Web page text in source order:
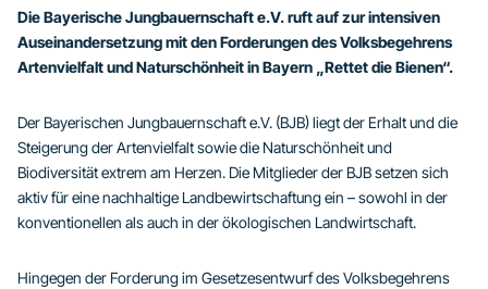
Die Bayerische Jungbauernschaft e.V. ruft auf zur intensiven
Auseinandersetzung mit den Forderungen des Volksbegehrens
Artenvielfalt und Naturschönheit in Bayern „Rettet die Bienen“.
Der Bayerischen Jungbauernschaft e.V. (BJB) liegt der Erhalt und die
Steigerung der Artenvielfalt sowie die Naturschönheit und
Biodiversität extrem am Herzen. Die Mitglieder der BJB setzen sich
aktiv für eine nachhaltige Landbewirtschaftung ein – sowohl in der
konventionellen als auch in der ökologischen Landwirtschaft.
Hingegen der Forderung im Gesetzesentwurf des Volksbegehrens